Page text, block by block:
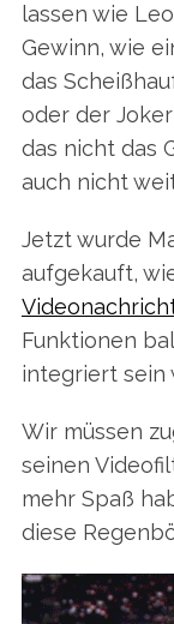
lassen wie
Gewinn, wie
das
oder der Joker
das nicht das
auch nicht
Jetzt wurde
aufgekauft,
Funktionen
integriert sein
Wir müssen
seinen
mehr Spaß
diese